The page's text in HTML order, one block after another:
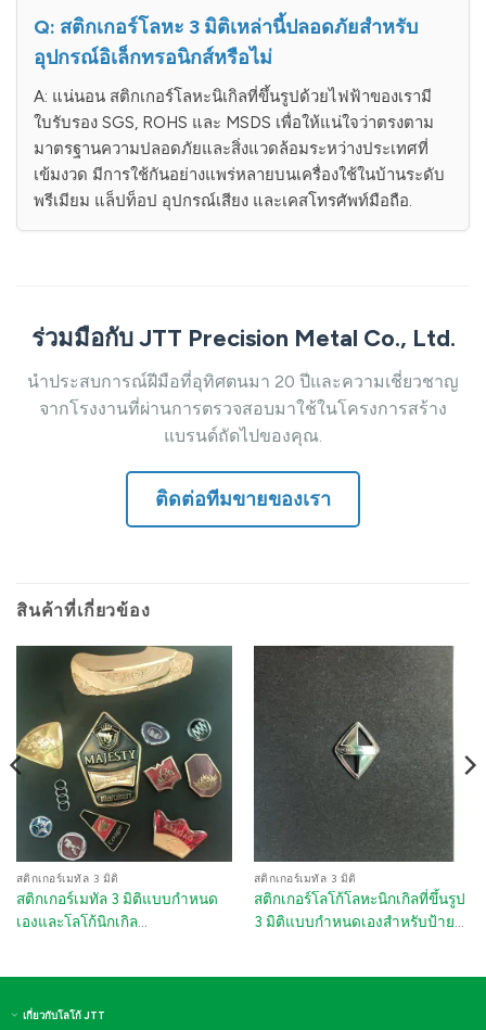
Q: สติกเกอร์โลหะ 3 มิติเหล่านี้ปลอดภัยสำหรับ
อุปกรณ์อิเล็กทรอนิกส์หรือไม่
A: แน่นอน สติกเกอร์โลหะนิเกิลที่ขึ้นรูปด้วยไฟฟ้าของเรามี
ใบรับรอง SGS, ROHS และ MSDS เพื่อให้แน่ใจว่าตรงตาม
มาตรฐานความปลอดภัยและสิ่งแวดล้อมระหว่างประเทศที่
เข้มงวด มีการใช้กันอย่างแพร่หลายบนเครื่องใช้ในบ้านระดับ
พรีเมียม แล็ปท็อป อุปกรณ์เสียง และเคสโทรศัพท์มือถือ.
ร่วมมือกับ JTT Precision Metal Co., Ltd.
นำประสบการณ์ฝีมือที่อุทิศตนมา 20 ปีและความเชี่ยวชาญ
จากโรงงานที่ผ่านการตรวจสอบมาใช้ในโครงการสร้าง
แบรนด์ถัดไปของคุณ.
ติดต่อทีมขายของเรา
สินค้าที่เกี่ยวข้อง
สติกเกอร์เมทัล 3 มิติ
สติกเกอร์เมทัล 3 มิติแบบกำหนด
เองและโลโก้นิกเกิล
สติกเกอร์เมทัล 3 มิติ
สติกเกอร์โลโก้โลหะนิกเกิลที่ขึ้นรูป
3 มิติแบบกำหนดเองสำหรับป้าย
เกี่ยวกับโลโก้ JTT